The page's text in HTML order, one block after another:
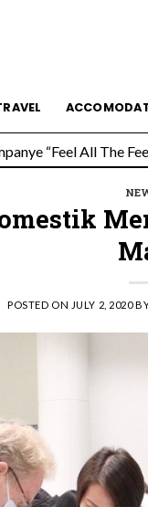
“Feel All The
POSTED ON JULY 2, 2020